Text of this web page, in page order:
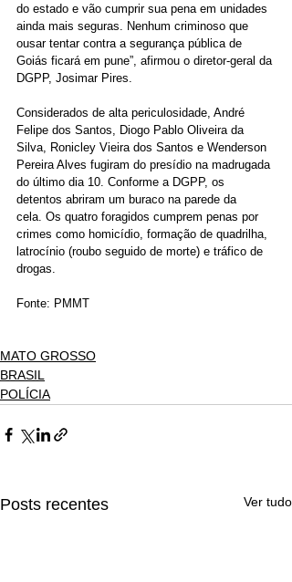
do estado e vão cumprir sua pena em unidades
ainda mais seguras. Nenhum criminoso que
ousar tentar contra a segurança pública de
Goiás ficará em pune”, afirmou o diretor-geral da
DGPP, Josimar Pires.
Considerados de alta periculosidade, André
Felipe dos Santos, Diogo Pablo Oliveira da
Silva, Ronicley Vieira dos Santos e Wenderson
Pereira Alves fugiram do presídio na madrugada
do último dia 10. Conforme a DGPP, os
detentos abriram um buraco na parede da
cela. Os quatro foragidos cumprem penas por
crimes como homicídio, formação de quadrilha,
latrocínio (roubo seguido de morte) e tráfico de
drogas.
Fonte: PMMT
MATO GROSSO
BRASIL
POLÍCIA
Posts recentes Ver tudo